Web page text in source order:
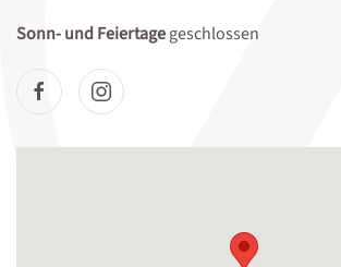
Sonn- und Feiertagegeschlossen